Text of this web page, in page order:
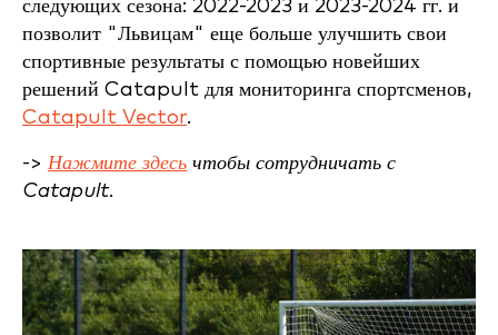
следующих сезона: 2022-2023 и 2023-2024 гг. и
позволит "Львицам" еще больше улучшить свои
спортивные результаты с помощью новейших
решений Catapult для мониторинга спортсменов,
Catapult Vector.
-> Нажмите здесь чтобы сотрудничать с
Catapult.